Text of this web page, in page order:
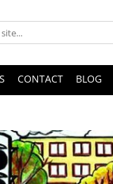
CONTACT BLOG